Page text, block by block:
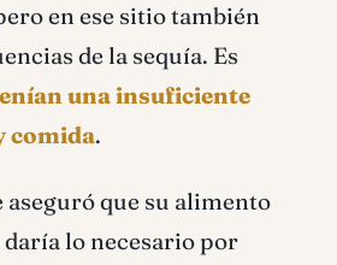
en ese sitio también
de la sequía. Es
una insuficiente
comida.
que su alimento
daría lo necesario por